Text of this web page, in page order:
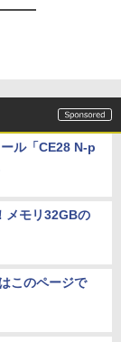
ル「CE28 N-p
メモリ32GBの
このページで